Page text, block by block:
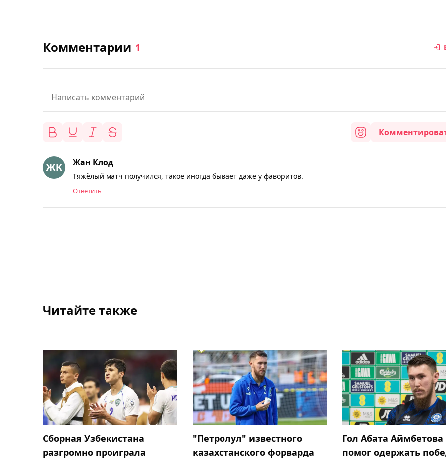
Комментарии 1
Жан Клод
Тяжёлый матч получился, такое иногда бывает даже у фаворитов.
Ответить
Читайте также
Сборная Узбекистана
разгромно проиграла
"Петролул" известного
казахстанского форварда
Гол Абата Аймбетова
помог одержать